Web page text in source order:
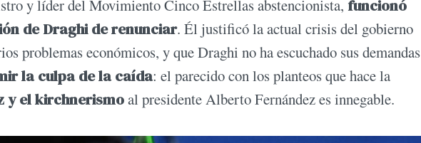
y líder del Movimiento Cinco Estrellas abstencionista, funcionó
de Draghi de renunciar. Él justificó la actual crisis del gobierno
problemas económicos, y que Draghi no ha escuchado sus demandas
la culpa de la caída: el parecido con los planteos que hace la
y el kirchnerismoal presidente Alberto Fernández es innegable.